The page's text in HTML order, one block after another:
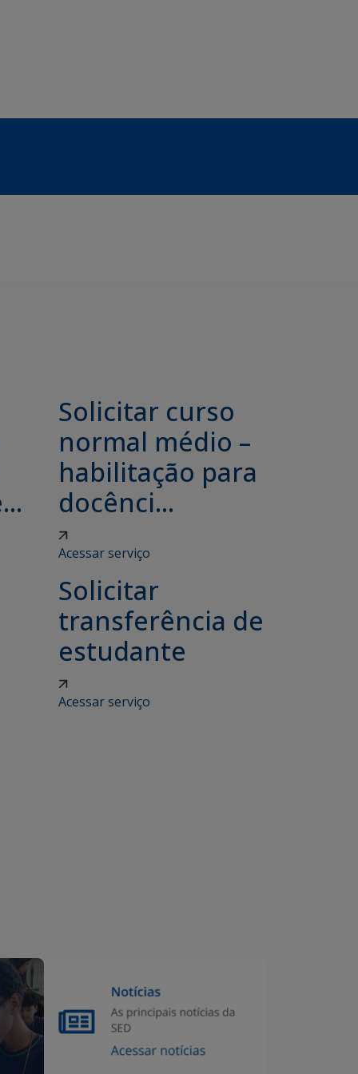
Solicitar curso
normal médio –
habilitação para
docênci...
Acessar serviço
Solicitar
transferência de
estudante
Acessar serviço